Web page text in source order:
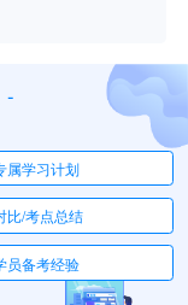
-
属学习计划
比/考点总结
员备考经验